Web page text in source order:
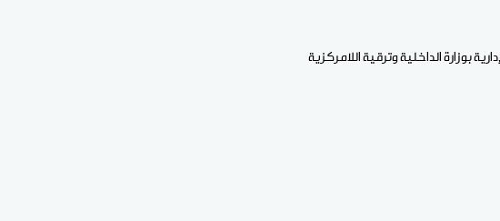
بوزارة الداخلية وترقية اللامركزية